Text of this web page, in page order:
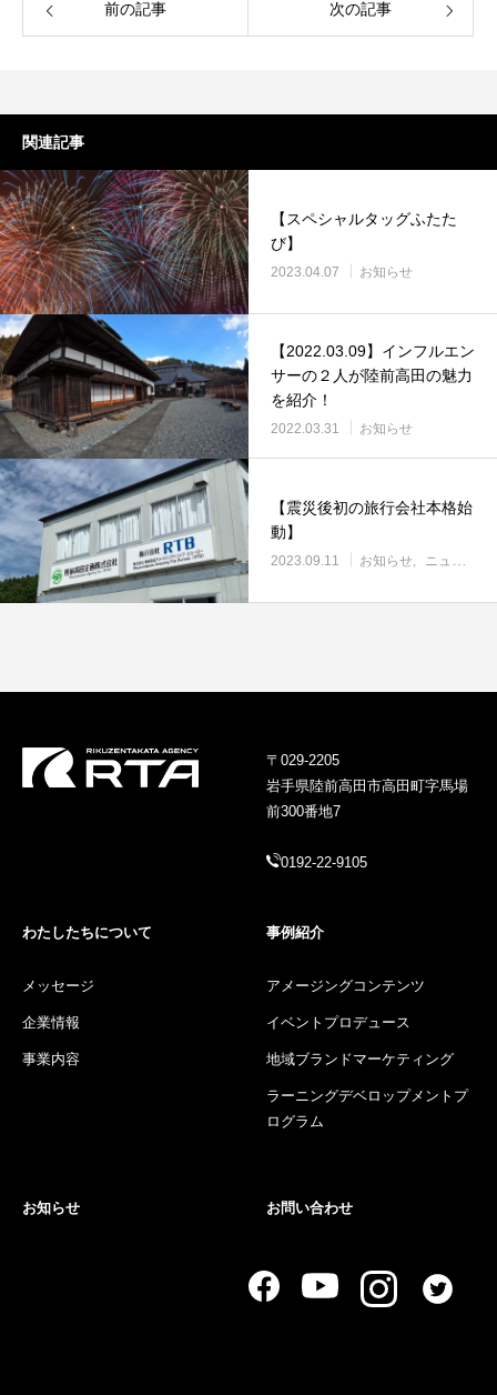
前の記事 次の記事
関連記事
【スペシャルタッグふたた
び】
2023.04.07 お知らせ
【2022.03.09】インフルエン
サーの２人が陸前高田の魅力
を紹介！
2022.03.31 お知らせ
【震災後初の旅行会社本格始
動】
2023.09.11 お知らせ ニュース
〒029-2205
岩手県陸前高田市高田町字馬場
前300番地7
0192-22-9105
わたしたちについて
メッセージ
企業情報
事業内容
事例紹介
アメージングコンテンツ
イベントプロデュース
地域ブランドマーケティング
ラーニングデベロップメントプ
ログラム
お知らせ お問い合わせ